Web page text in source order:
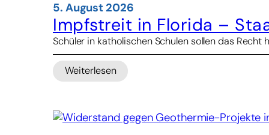
5. August 2026
Impfstreit in Florida –
Schüler in katholischen Schulen sollen das
Weiterlesen
:
Florida